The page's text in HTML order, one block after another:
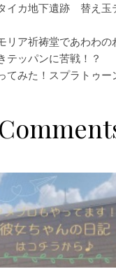
イカ地下遺跡 替え
ア祈祷堂であわわの
ッパンに苦戦！？
てみた！スプラトゥー